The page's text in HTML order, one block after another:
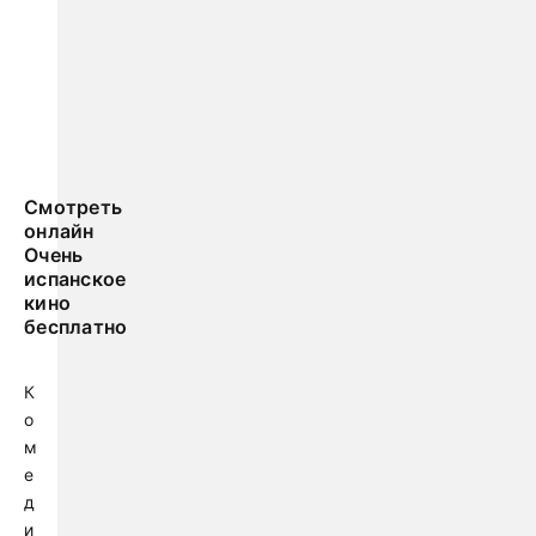
Смотреть
онлайн
Очень
испанское
кино
бесплатно
К
о
м
е
д
и